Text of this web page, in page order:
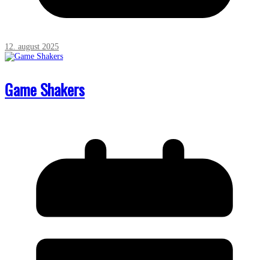
12. august 2025
Game Shakers